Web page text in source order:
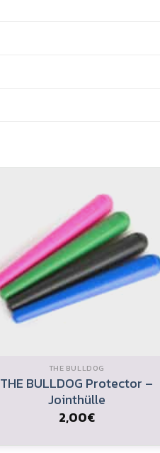
THE BULLDOG
THE BULLDOG Protector –
Jointhülle
2,00€